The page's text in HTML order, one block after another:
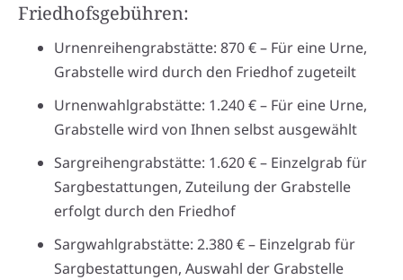
Friedhofsgebühren:
Urnenreihengrabstätte: 870 € – Für eine Urne,
Grabstelle wird durch den Friedhof zugeteilt
Urnenwahlgrabstätte: 1.240 € – Für eine Urne,
Grabstelle wird von Ihnen selbst ausgewählt
Sargreihengrabstätte: 1.620 € – Einzelgrab für
Sargbestattungen, Zuteilung der Grabstelle
erfolgt durch den Friedhof
Sargwahlgrabstätte: 2.380 € – Einzelgrab für
Sargbestattungen, Auswahl der Grabstelle